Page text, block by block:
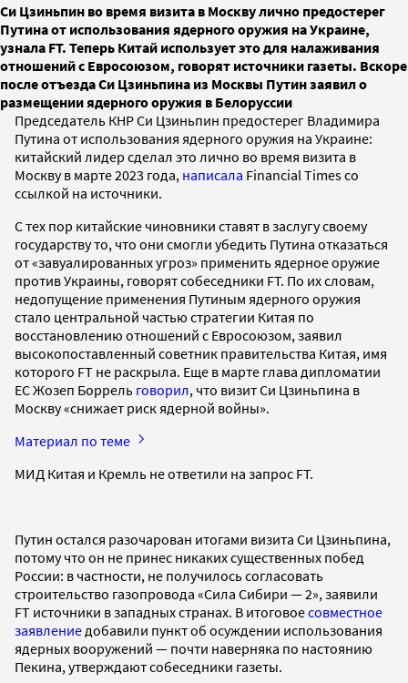
Си Цзиньпин во время визита в Москву лично предостерег
Путина от использования ядерного оружия на Украине,
узнала FT. Теперь Китай использует это для налаживания
отношений с Евросоюзом, говорят источники газеты. Вскоре
после отъезда Си Цзиньпина из Москвы Путин заявил о
размещении ядерного оружия в Белоруссии
Председатель КНР Си Цзиньпин предостерег Владимира
Путина от использования ядерного оружия на Украине:
китайский лидер сделал это лично во время визита в
Москву в марте 2023 года, написала Financial Times со
ссылкой на источники.
С тех пор китайские чиновники ставят в заслугу своему
государству то, что они смогли убедить Путина отказаться
от «завуалированных угроз» применить ядерное оружие
против Украины, говорят собеседники FT. По их словам,
недопущение применения Путиным ядерного оружия
стало центральной частью стратегии Китая по
восстановлению отношений с Евросоюзом, заявил
высокопоставленный советник правительства Китая, имя
которого FT не раскрыла. Еще в марте глава дипломатии
ЕС Жозеп Боррель говорил, что визит Си Цзиньпина в
Москву «снижает риск ядерной войны».
Материал по теме
МИД Китая и Кремль не ответили на запрос FT.
Путин остался разочарован итогами визита Си Цзиньпина,
потому что он не принес никаких существенных побед
России: в частности, не получилось согласовать
строительство газопровода «Сила Сибири — 2», заявили
FT источники в западных странах. В итоговоесовместное
заявление добавили пункт об осуждении использования
ядерных вооружений — почти наверняка по настоянию
Пекина, утверждают собеседники газеты.